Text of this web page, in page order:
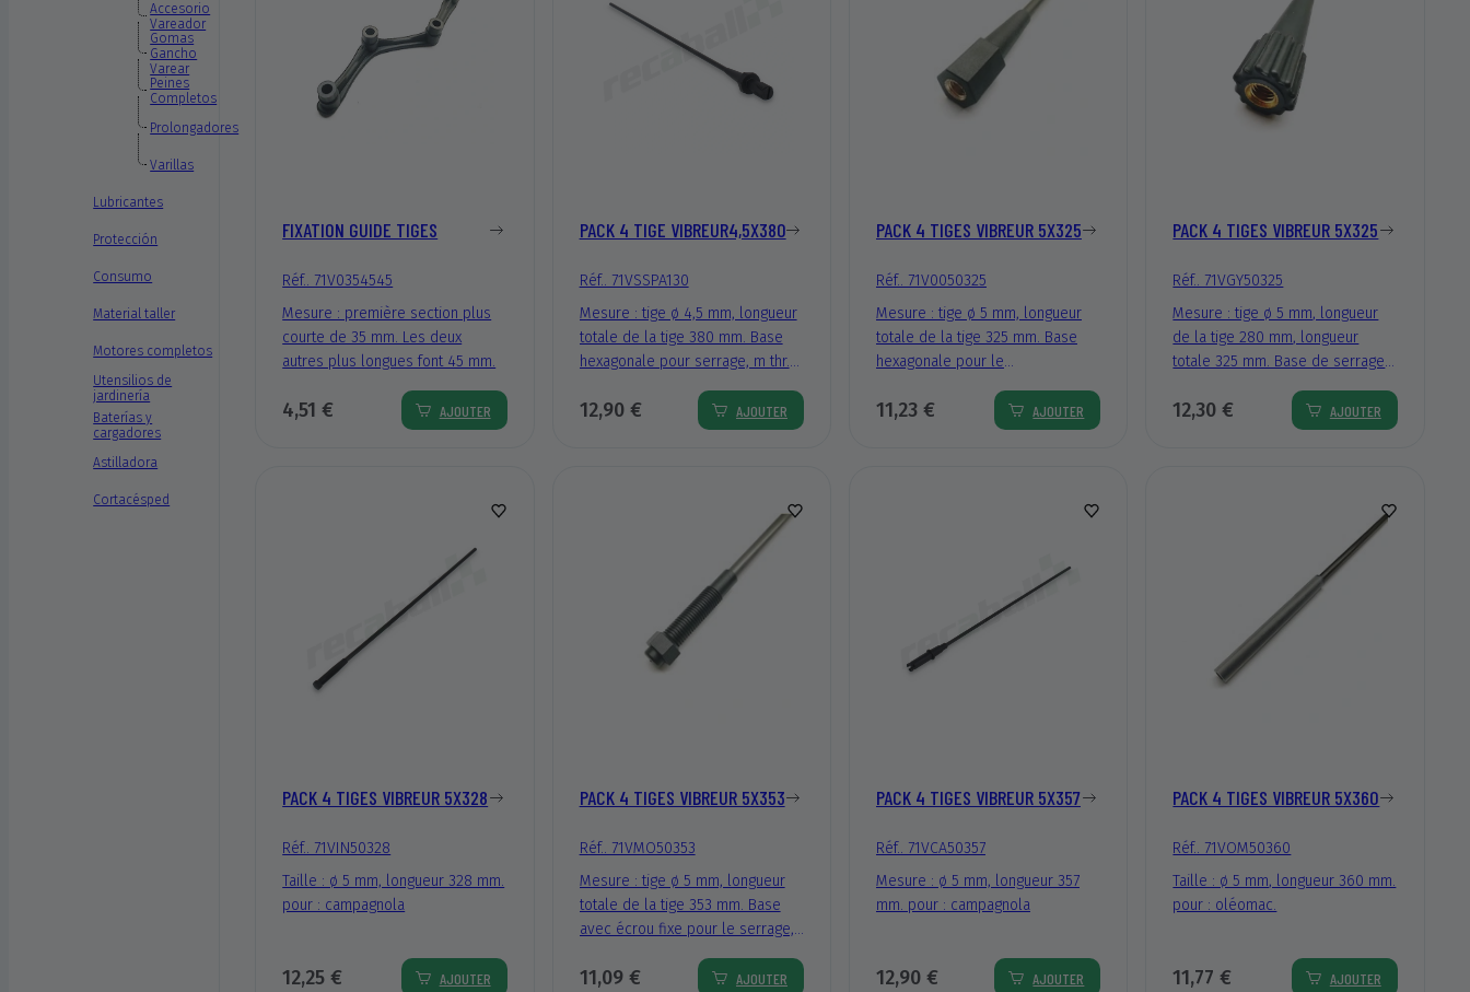
Accesorio
Vareador
Gomas
Gancho
Varear
Peines
Completos
Prolongadores
Varillas
Lubricantes
Protección
Consumo
Material taller
Motores completos
Utensilios de
jardinería
Baterías y
cargadores
Astilladora
Cortacésped
FIXATION GUIDE TIGES
Réf.. 71V0354545
Mesure : première section plus
courte de 35 mm. Les deux
autres plus longues font 45 mm.
4,51 € AJOUTER
PACK 4 TIGE VIBREUR4,5X380
Réf.. 71VSSPA130
Mesure : tige ø 4,5 mm, longueur
totale de la tige 380 mm. Base
hexagonale pour serrage, m thr.
12 mm) pour : Stihl SPA130
12,90 € AJOUTER
PACK 4 TIGES VIBREUR 5X325
Réf.. 71V0050325
Mesure : tige ø 5 mm, longueur
totale de la tige 325 mm. Base
hexagonale pour le
d’implantation (thr. Ø Ø interne 5
11,23 € AJOUTER
PACK 4 TIGES VIBREUR 5X325
Réf.. 71VGY50325
Mesure : tige ø 5 mm, longueur
de la tige 280 mm, longueur
totale 325 mm. Base de serrage
d’implantation (thr. Ø Ø interne 5
mm). Pour : Goodyear.
12,30 € AJOUTER
PACK 4 TIGES VIBREUR 5X328
Réf.. 71VIN50328
Taille : ø 5 mm, longueur 328 mm.
pour : campagnola
12,25 € AJOUTER
PACK 4 TIGES VIBREUR 5X353
Réf.. 71VMO50353
Mesure : tige ø 5 mm, longueur
totale de la tige 353 mm. Base
avec écrou fixe pour le serrage,
(externe Thr. Ø 7 mm). Pour :
11,09 € AJOUTER
PACK 4 TIGES VIBREUR 5X357
Réf.. 71VCA50357
Mesure : ø 5 mm, longueur 357
mm. pour : campagnola
12,90 € AJOUTER
PACK 4 TIGES VIBREUR 5X360
Réf.. 71VOM50360
Taille : ø 5 mm, longueur 360 mm.
pour : oléomac.
11,77 € AJOUTER